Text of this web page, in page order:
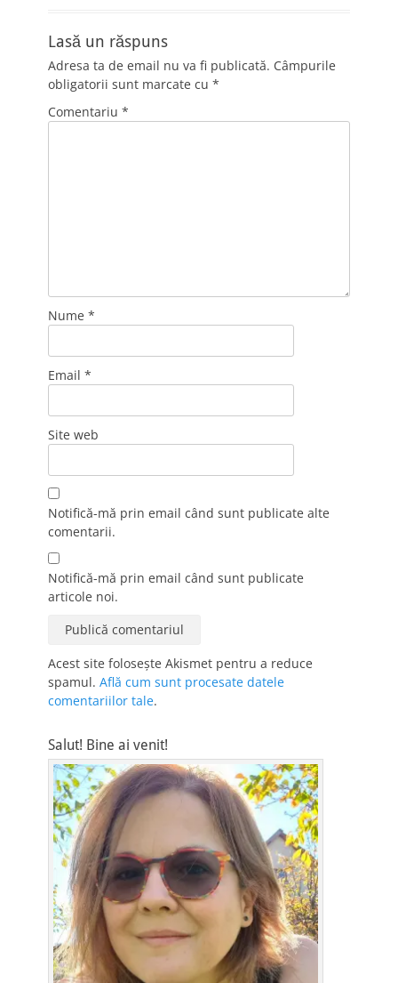
Lasă un răspuns
Adresa ta de email nu va fi publicată. Câmpurile
obligatorii sunt marcate cu *
Comentariu *
Nume *
Email *
Site web
Notifică-mă prin email când sunt publicate alte
comentarii.
Notifică-mă prin email când sunt publicate
articole noi.
Acest site folosește Akismet pentru a reduce
spamul. Află cum sunt procesate datele
comentariilor tale.
Salut! Bine ai venit!